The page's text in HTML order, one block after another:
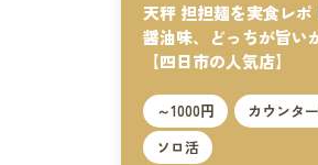
天秤 担担麺を実食レ
醤油味、どっちが旨い
【四日市の人気店】
～1000円
カウンタ
ソロ活